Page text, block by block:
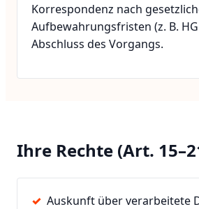
Korrespondenz nach
Aufbewahrungsfristen (z. B.
Abschluss des Vorgangs.
Ihre Rechte (Art.
Auskunft über verarbeitete